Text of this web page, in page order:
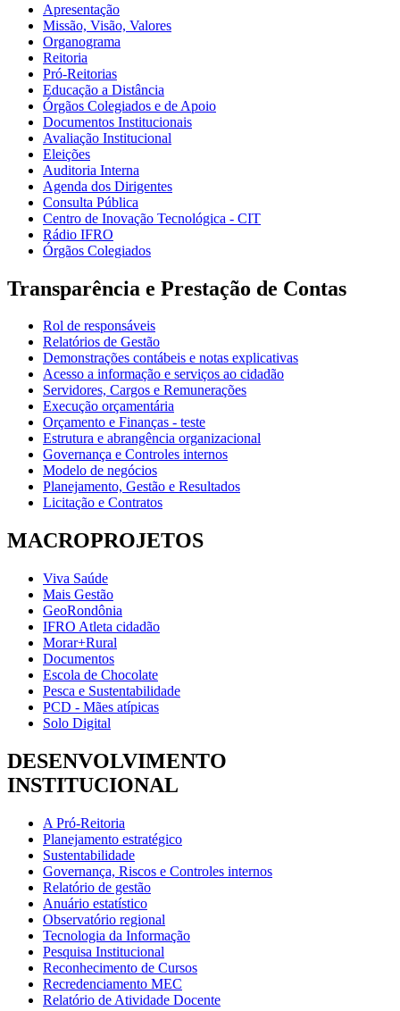
Apresentação
Missão, Visão, Valores
Organograma
Reitoria
Pró-Reitorias
Educação a Distância
Órgãos Colegiados e de Apoio
Documentos Institucionais
Avaliação Institucional
Eleições
Auditoria Interna
Agenda dos Dirigentes
Consulta Pública
Centro de Inovação Tecnológica - CIT
Rádio IFRO
Órgãos Colegiados
Transparência e Prestação de Contas
Rol de responsáveis
Relatórios de Gestão
Demonstrações contábeis e notas explicativas
Acesso a informação e serviços ao cidadão
Servidores, Cargos e Remunerações
Execução orçamentária
Orçamento e Finanças - teste
Estrutura e abrangência organizacional
Governança e Controles internos
Modelo de negócios
Planejamento, Gestão e Resultados
Licitação e Contratos
MACROPROJETOS
Viva Saúde
Mais Gestão
GeoRondônia
IFRO Atleta cidadão
Morar+Rural
Documentos
Escola de Chocolate
Pesca e Sustentabilidade
PCD - Mães atípicas
Solo Digital
DESENVOLVIMENTO
INSTITUCIONAL
A Pró-Reitoria
Planejamento estratégico
Sustentabilidade
Governança, Riscos e Controles internos
Relatório de gestão
Anuário estatístico
Observatório regional
Tecnologia da Informação
Pesquisa Institucional
Reconhecimento de Cursos
Recredenciamento MEC
Relatório de Atividade Docente